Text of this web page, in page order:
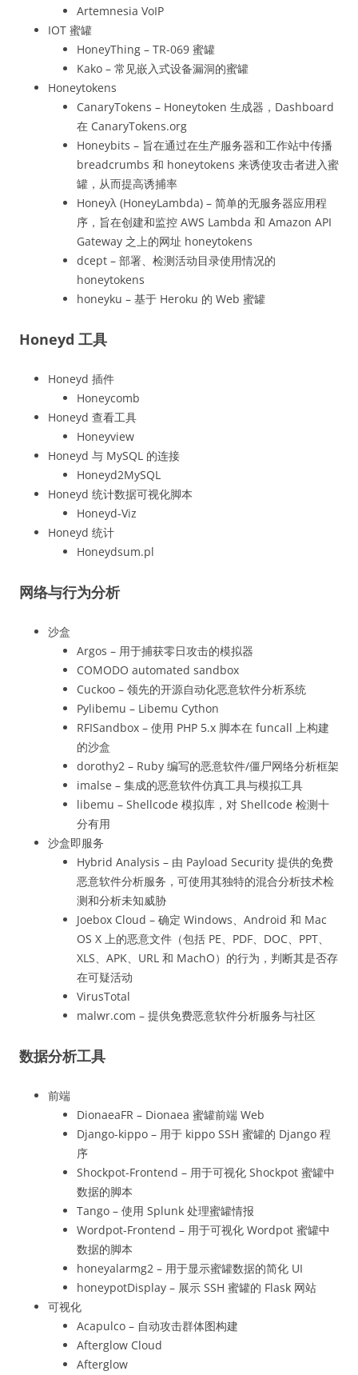
Artemnesia VoIP
IOT 蜜罐
HoneyThing – TR-069 蜜罐
Kako – 常见嵌入式设备漏洞的蜜罐
Honeytokens
CanaryTokens – Honeytoken 生成器，Dashboard
在 CanaryTokens.org
Honeybits – 旨在通过在生产服务器和工作站中传播
breadcrumbs 和 honeytokens 来诱使攻击者进入蜜
罐，从而提高诱捕率
Honeyλ (HoneyLambda) – 简单的无服务器应用程
序，旨在创建和监控 AWS Lambda 和 Amazon API
Gateway 之上的网址 honeytokens
dcept – 部署、检测活动目录使用情况的
honeytokens
honeyku – 基于 Heroku 的 Web 蜜罐
Honeyd 工具
Honeyd 插件
Honeycomb
Honeyd 查看工具
Honeyview
Honeyd 与 MySQL 的连接
Honeyd2MySQL
Honeyd 统计数据可视化脚本
Honeyd-Viz
Honeyd 统计
Honeydsum.pl
网络与行为分析
沙盒
Argos – 用于捕获零日攻击的模拟器
COMODO automated sandbox
Cuckoo – 领先的开源自动化恶意软件分析系统
Pylibemu – Libemu Cython
RFISandbox – 使用 PHP 5.x 脚本在 funcall 上构建
的沙盒
dorothy2 – Ruby 编写的恶意软件/僵尸网络分析框架
imalse – 集成的恶意软件仿真工具与模拟工具
libemu – Shellcode 模拟库，对 Shellcode 检测十
分有用
沙盒即服务
Hybrid Analysis – 由 Payload Security 提供的免费
恶意软件分析服务，可使用其独特的混合分析技术检
测和分析未知威胁
Joebox Cloud – 确定 Windows、Android 和 Mac
OS X 上的恶意文件（包括 PE、PDF、DOC、PPT、
XLS、APK、URL 和 MachO）的行为，判断其是否存
在可疑活动
VirusTotal
malwr.com – 提供免费恶意软件分析服务与社区
数据分析工具
前端
DionaeaFR – Dionaea 蜜罐前端 Web
Django-kippo – 用于 kippo SSH 蜜罐的 Django 程
序
Shockpot-Frontend – 用于可视化 Shockpot 蜜罐中
数据的脚本
Tango – 使用 Splunk 处理蜜罐情报
Wordpot-Frontend – 用于可视化 Wordpot 蜜罐中
数据的脚本
honeyalarmg2 – 用于显示蜜罐数据的简化 UI
honeypotDisplay – 展示 SSH 蜜罐的 Flask 网站
可视化
Acapulco – 自动攻击群体图构建
Afterglow Cloud
Afterglow